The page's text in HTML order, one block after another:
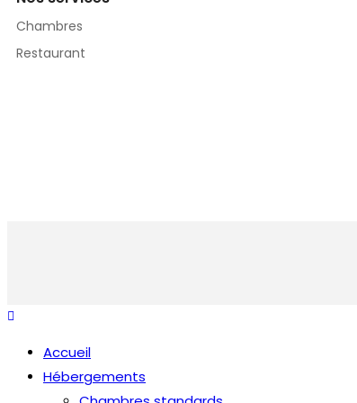
Chambres
Restaurant
Accueil
Hébergements